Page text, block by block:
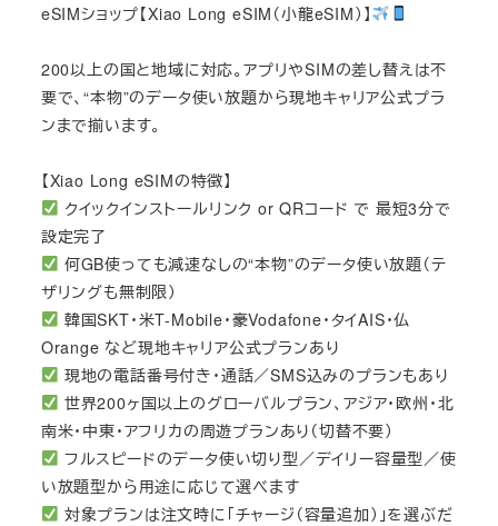
eSIMショップ【Xiao Long eSIM（小龍eSIM）】
200以上の国と地域に対応。アプリやSIMの差し替えは不
要で、“本物”のデータ使い放題から現地キャリア公式プラ
ンまで揃います。
【Xiao Long eSIMの特徴】
クイックインストールリンク or QRコード で 最短3分で
設定完了
何GB使っても減速なしの“本物”のデータ使い放題（テ
ザリングも無制限）
韓国SKT・米T-Mobile・豪Vodafone・タイAIS・仏
Orange など現地キャリア公式プランあり
現地の電話番号付き・通話／SMS込みのプランもあり
世界200ヶ国以上のグローバルプラン、アジア・欧州・北
南米・中東・アフリカの周遊プランあり（切替不要）
フルスピードのデータ使い切り型／デイリー容量型／使
い放題型から用途に応じて選べます
対象プランは注文時に「チャージ（容量追加）」を選ぶだ